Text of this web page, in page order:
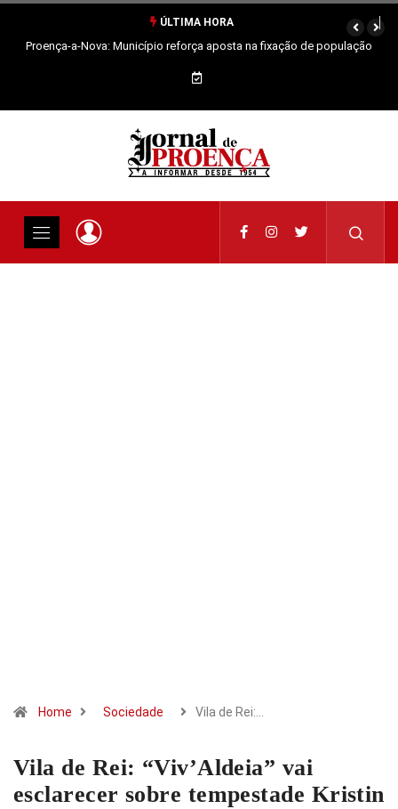
ÚLTIMA HORA
Proença-a-Nova: Município reforça aposta na fixação de população
Home Sociedade Vila de Rei:…
Vila de Rei: “Viv’Aldeia” vai
esclarecer sobre tempestade Kristin